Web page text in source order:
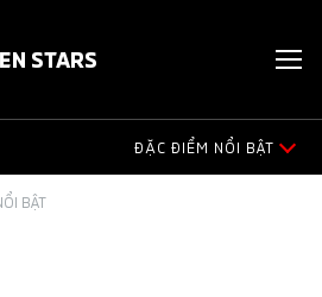
STARS
ĐẶC ĐIỂM NỔI BẬT
BẬT